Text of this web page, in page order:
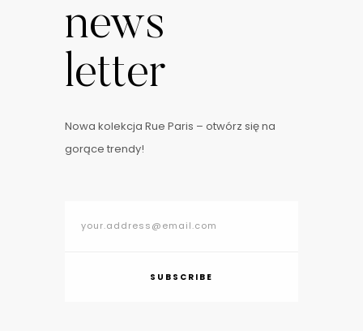
news
letter
Nowa kolekcja Rue Paris – otwórz się na
gorące trendy!
SUBSCRIBE